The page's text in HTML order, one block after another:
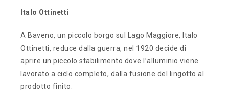
Italo Ottinetti
A Baveno, un piccolo borgo sul Lago Maggiore, Italo
Ottinetti, reduce dalla guerra, nel 1920 decide di
aprire un piccolo stabilimento dove l’alluminio viene
lavorato a ciclo completo, dalla fusione del lingotto al
prodotto finito.